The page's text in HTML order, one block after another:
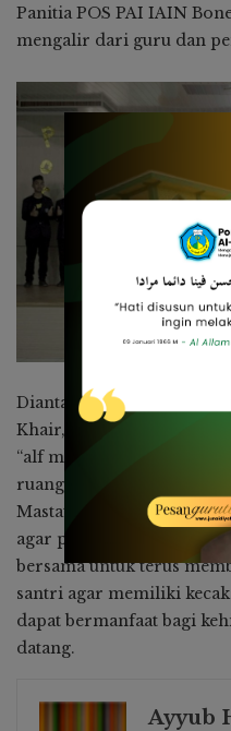
Panitia POS PAI IAIN
mengalir dari guru dan
Diantaranya dari
Khair, ia menyampaikan
“alf mabruk, jutaan
ruang kerja, Kepala MA
Mastati Suhardy, juga
agar prestasi yang diraih
bersama untuk terus
santri agar memiliki
dapat bermanfaat bagi
datang.
Ayyub